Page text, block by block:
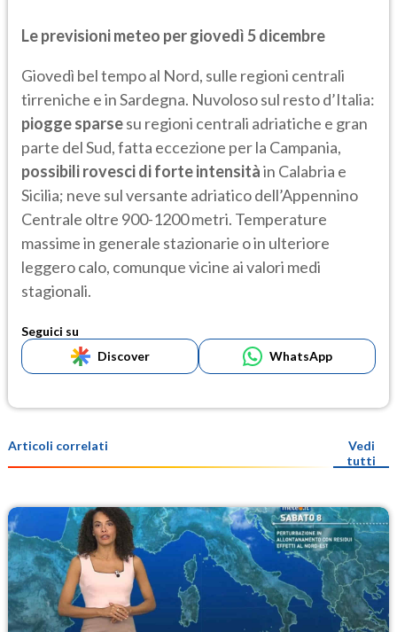
Le previsioni meteo per giovedì 5 dicembre
Giovedì bel tempo al Nord, sulle regioni centrali
tirreniche e in Sardegna. Nuvoloso sul resto d’Italia:
piogge sparsesu regioni centrali adriatiche e gran
parte del Sud, fatta eccezione per la Campania,
possibili rovesci di forte intensitàin Calabria e
Sicilia; neve sul versante adriatico dell’Appennino
Centrale oltre 900-1200 metri. Temperature
massime in generale stazionarie o in ulteriore
leggero calo, comunque vicine ai valori medi
stagionali.
Seguici su
Discover
WhatsApp
Articoli correlati
Vedi
tutti